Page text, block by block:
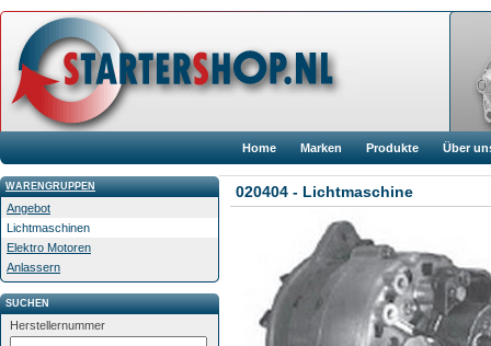
Home Marken Produkte Über
WARENGRUPPEN
Angebot
Lichtmaschinen
Elektro Motoren
Anlassern
SUCHEN
Herstellernummer
020404 - Lichtmaschine